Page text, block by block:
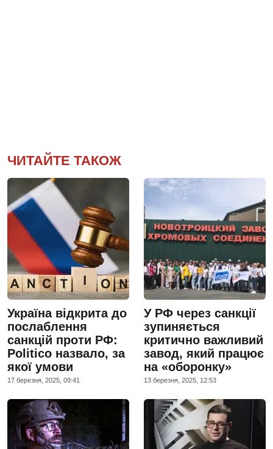
ЧИТАЙТЕ ТАКОЖ
Україна відкрита до
послаблення
санкцій проти РФ:
Politico назвало, за
якої умови
17 березня, 2025, 09:41
У РФ через санкції
зупиняється
критично важливий
завод, який працює
на «оборонку»
13 березня, 2025, 12:53